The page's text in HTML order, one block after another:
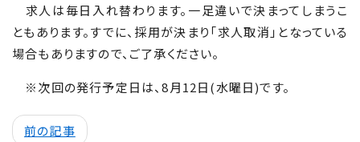
求人は毎日入れ替わります。一足違いで決まってしまうこ
ともあります。すでに、採用が決まり「求人取消」となっている
場合もありますので、ご了承ください。
※次回の発行予定日は、8月12日(水曜日)です。
前の記事